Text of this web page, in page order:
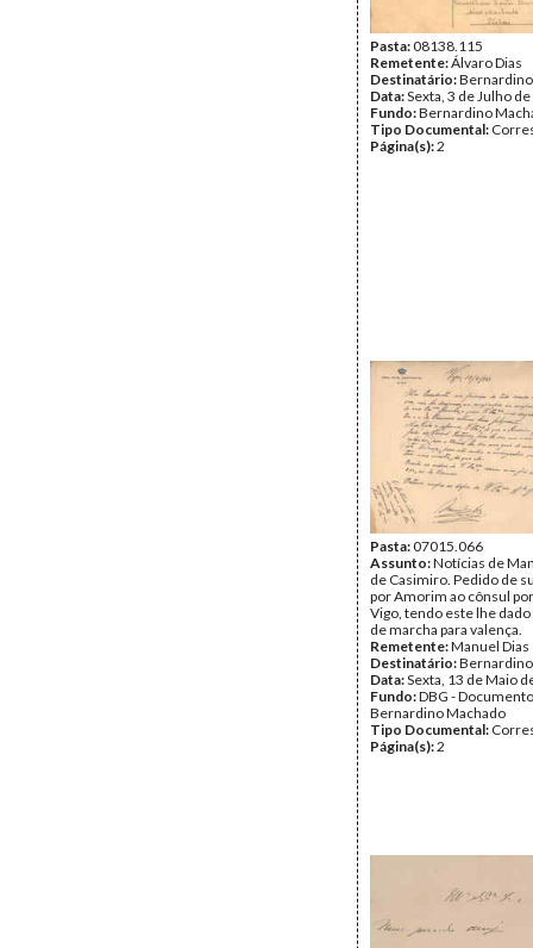
Pasta:08138.115
Remetente:Álvaro Dias
Destinatário:
Data:Sexta, 3 de Julho
Fundo:Bernardino
Tipo Documental:
Página(s):2
Pasta:07015.066
Assunto:Notícias de
de Casimiro. Pedido de
por Amorim ao cônsul
Vigo, tendo este lhe dado
de marcha para valença.
Remetente:Manuel Dias
Destinatário:
Data:Sexta, 13 de Maio
Fundo:DBG -
Bernardino Machado
Tipo Documental:
Página(s):2